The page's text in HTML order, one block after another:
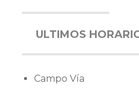
ULTIMOS
Campo Vía